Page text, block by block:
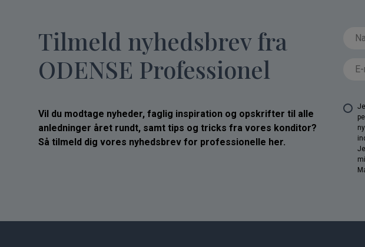
Tilmeld nyhedsbrev fra
ODENSE Professionel
Vil du modtage nyheder, faglig inspiration og opskrifter til alle
anledninger året rundt, samt tips og tricks fra vores konditor?
Så tilmeld dig vores nyhedsbrev for professionelle her.